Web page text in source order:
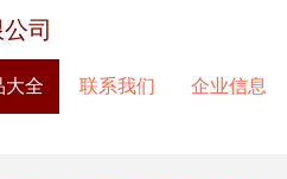
司
大全 联系我们 企业信息